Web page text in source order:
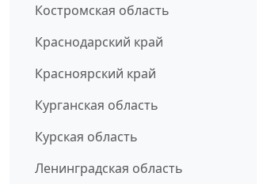
Костромская область
Краснодарский край
Красноярский край
Курганская область
Курская область
Ленинградская область